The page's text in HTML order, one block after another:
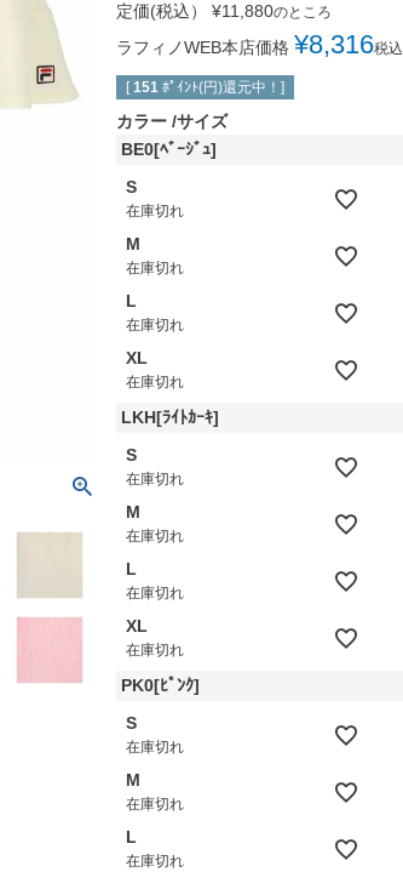
定価(税込） ¥11,880のところ
ラフィノWEB本店価格 ¥8,316税込
[ 151 ﾎﾟｲﾝﾄ(円)還元中！]
カラー サイズ
BE0[ﾍﾞｰｼﾞｭ]
S
在庫切れ
M
在庫切れ
L
在庫切れ
XL
在庫切れ
LKH[ﾗｲﾄｶｰｷ]
S
在庫切れ
M
在庫切れ
L
在庫切れ
XL
在庫切れ
PK0[ﾋﾟﾝｸ]
S
在庫切れ
M
在庫切れ
L
在庫切れ